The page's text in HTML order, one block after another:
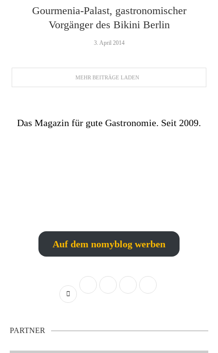
Gourmenia-Palast, gastronomischer
Vorgänger des Bikini Berlin
3. April 2014
MEHR BEITRÄGE LADEN
Das Magazin für gute Gastronomie. Seit 2009.
Auf dem nomyblog werben
PARTNER